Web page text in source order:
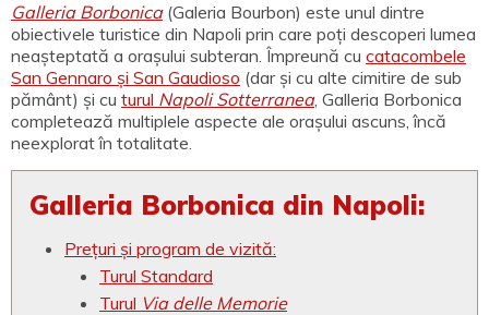
Galleria Borbonica(Galeria Bourbon) este unul dintre
obiectivele turistice din Napoli prin care poți descoperi lumea
neașteptată a orașului subteran. Împreună cu catacombele
San Gennaro și San Gaudioso (dar și cu alte cimitire de sub
pământ) și cu turul Napoli Sotterranea, Galleria Borbonica
completează multiplele aspecte ale orașului ascuns, încă
neexplorat în totalitate.
Galleria Borbonica din Napoli:
Prețuri și program de vizită:
Turul Standard
Turul Via delle Memorie